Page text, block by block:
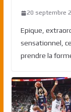
20 septembre
Epique,
sensationnel,
prendre la